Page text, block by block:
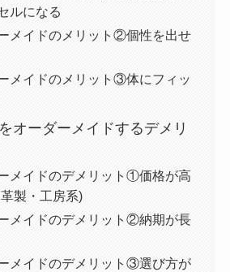
ルになる
メイドのメリット②個性を出せ
メイドのメリット③体にフィッ
オーダーメイドするデメリ
メイドのデメリット①価格が高
製・工房系)
メイドのデメリット②納期が長
メイドのデメリット③選び方が